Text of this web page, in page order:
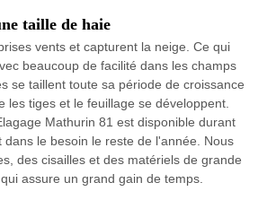
taille de haie
vents et capturent la neige. Ce qui
beaucoup de facilité dans les champs
se taillent toute sa période de croissance
les tiges et le feuillage se développent.
Mathurin 81 est disponible durant
dans le besoin le reste de l'année. Nous
des cisailles et des matériels de grande
assure un grand gain de temps.